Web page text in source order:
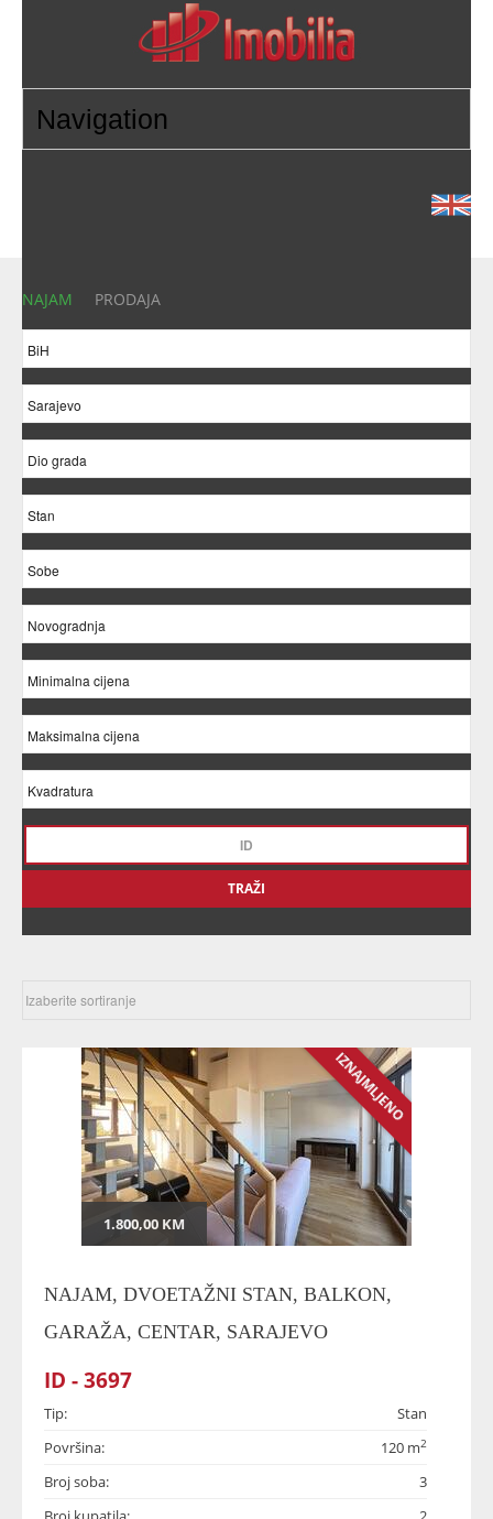
NAJAM PRODAJA
TRAŽI
IZNAJMLJENO
1.800,00 KM
NAJAM, DVOETAŽNI STAN, BALKON,
GARAŽA, CENTAR, SARAJEVO
ID - 3697
Tip:
Stan
Površina:
120 m2
Broj soba:
3